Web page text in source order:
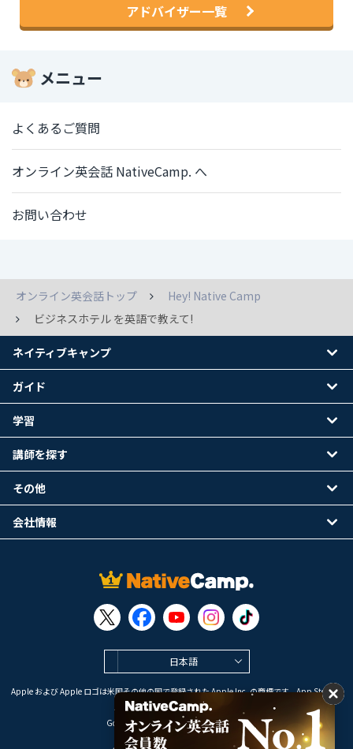
アドバイザー一覧
メニュー
よくあるご質問
オンライン英会話 NativeCamp. へ
お問い合わせ
オンライン英会話トップ
Hey! Native Camp
ビジネスホテル を英語で教えて!
日本語
Apple および Apple ロゴは米国その他の国で登録された Apple Inc. の商標です。App Store は
Apple Inc. のサービスマークです。
Google Play は Google LLC の商標です。
ネイティブキャンプ
ガイド
学習
講師を探す
その他
会社情報